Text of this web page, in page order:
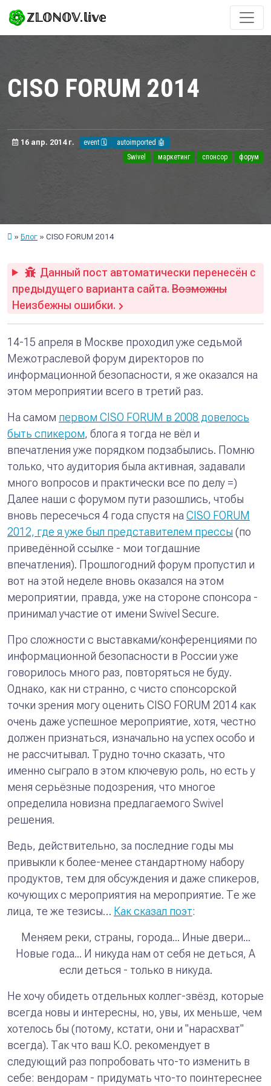
ℤ𝕃𝕆ℕ𝕆𝕍.𝕝𝕚𝕧𝕖
CISO FORUM 2014
16 апр. 2014 г. event 🗓️
autoimported 🤖
Swivel
маркетинг спонсор форум
Блог CISO FORUM 2014
Данный пост автоматически перенесён с
предыдущего варианта сайта. Возможны
Неизбежны ошибки.
14-15 апреля в Москве проходил уже седьмой
Межотраслевой форум директоров по
информационной безопасности, я же оказался на
этом мероприятии всего в третий раз.
На самом первом CISO FORUM в 2008 довелось
быть спикером, блога я тогда не вёл и
впечатления уже порядком подзабылись. Помню
только, что аудитория была активная, задавали
много вопросов и практически все по делу =)
Далее наши с форумом пути разошлись, чтобы
вновь пересечься 4 года спустя на CISO FORUM
2012, где я уже был представителем прессы (по
приведённой ссылке - мои тогдашние
впечатления). Прошлогодний форум пропустил и
вот на этой неделе вновь оказался на этом
мероприятии, правда, уже на стороне спонсора -
принимал участие от имени Swivel Secure.
Про сложности с выставками/конференциями по
информационной безопасности в России уже
говорилось много раз, повторяться не буду.
Однако, как ни странно, с чисто спонсорской
точки зрения могу оценить CISO FORUM 2014 как
очень даже успешное мероприятие, хотя, честно
должен признаться, изначально на успех особо и
не рассчитывал. Трудно точно сказать, что
именно сыграло в этом ключевую роль, но есть у
меня серьёзные подозрения, что многое
определила новизна предлагаемого Swivel
решения.
Ведь, действительно, за последние годы мы
привыкли к более-менее стандартному набору
продуктов, тем для обсуждения и даже спикеров,
кочующих с мероприятия на мероприятие. Те же
лица, те же тезисы… Как сказал поэт:
Меняем реки, страны, города... Иные двери...
Новые года... И никуда нам от себя не деться, А
если деться - только в никуда.
Не хочу обидеть отдельных коллег-звёзд, которые
всегда новы и интересны, но, увы, их меньше, чем
хотелось бы (потому, кстати, они и "нарасхват"
всегда). Так что ваш К.О. рекомендует в
следующий раз попробовать что-то изменить в
себе: вендорам - придумать что-то поинтереснее